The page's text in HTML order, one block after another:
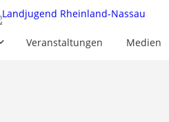
Veranstaltungen Medien